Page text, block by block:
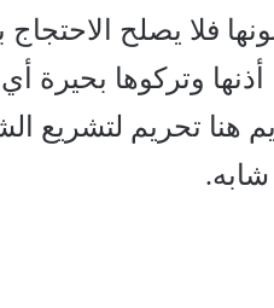
فلا يصلح
وتركوها بحيرة
هنا تحريم لتشريع
شابه.